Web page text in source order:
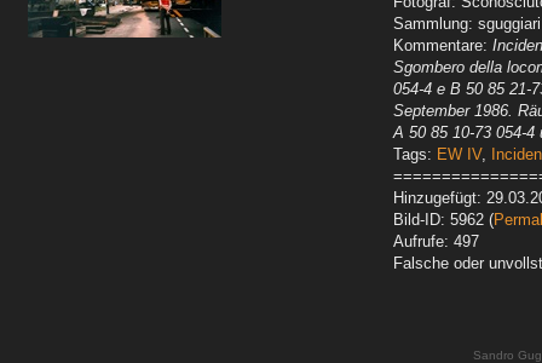
Sammlung:
Kommentare:
Sgombero della
054-4 e B 50 85 21-
September 1986.
A 50 85 10-73 054-4
Tags: EW IV,
Hinzugefügt:
Bild-ID: 5962 (
Aufrufe: 497
Falsche oder
Sandro